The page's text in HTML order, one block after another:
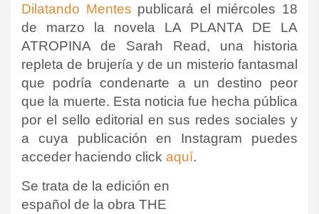
Dilatando Mentes publicará el miércoles 18
de marzo la novela LA PLANTA DE LA
ATROPINA de Sarah Read, una historia
repleta de brujería y de un misterio fantasmal
que podría condenarte a un destino peor
que la muerte. Esta noticia fue hecha pública
por el sello editorial en sus redes sociales y
a cuya publicación en Instagram puedes
acceder haciendo click aquí.
Se trata de la edición en
español de la obra THE